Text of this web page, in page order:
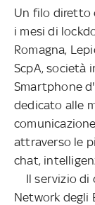
Un filo diretto
i mesi di
Romagna,
ScpA, società
Smartphone
dedicato alle
attraverso le
chat,
Il servizio di
Network degli